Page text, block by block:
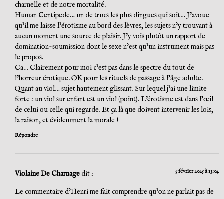
charnelle et de notre mortalité.
Human Centipede… un de trucs les plus dingues qui soit… J’avoue
qu’il me laisse l’érotisme au bord des lèvres, les sujets n’y trouvant à
aucun moment une source de plaisir. J’y vois plutôt un rapport de
domination-soumission dont le sexe n’est qu’un instrument mais pas
le propos.
Ca… Clairement pour moi c’est pas dans le spectre du tout de
l’horreur érotique. OK pour les rituels de passage à l’âge adulte.
Quant au viol… sujet hautement glissant. Sur lequel j’ai une limite
forte : un viol sur enfant est un viol (point). L’érotisme est dans l’œil
de celui ou celle qui regarde. Et ça là que doivent intervenir les lois,
la raison, et évidemment la morale !
Répondre
Violaine De Charnage dit : 5 février 2025 à 13:04
Le commentaire d’Henri me fait comprendre qu’on ne parlait pas de